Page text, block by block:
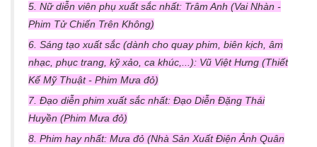
5. Nữ diễn viên phụ xuất sắc nhất: Trâm Anh (Vai Nhàn -
Phim Tử Chiến Trên Không)
6. Sáng tạo xuất sắc (dành cho quay phim, biên kịch, âm
nhạc, phục trang, kỹ xảo, ca khúc,...): Vũ Việt Hưng (Thiết
Kế Mỹ Thuật - Phim Mưa đỏ)
7. Đạo diễn phim xuất sắc nhất: Đạo Diễn Đặng Thái
Huyền (Phim Mưa đỏ)
8. Phim hay nhất: Mưa đỏ (Nhà Sản Xuất Điện Ảnh Quân